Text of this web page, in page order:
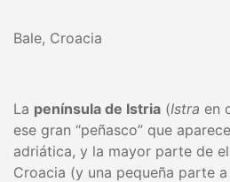
Bale, Croacia
La península de Istria (Istra en
ese gran “peñasco” que
adriática, y la mayor parte de
Croacia (y una pequeña parte